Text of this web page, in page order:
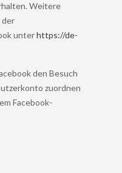
Weitere
der
unterhttps://de-
den Besuch
zuordnen
Facebook-